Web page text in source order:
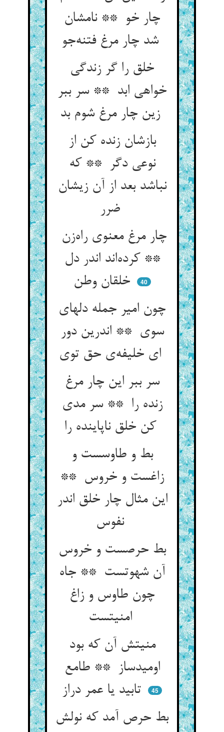
چار خو ** نامشان
شد چار مرغ فتنه‌جو
خلق را گر زندگی
خواهی ابد ** سر ببر
بازشان زنده کن از
نوعی دگر ** که
نباشد بعد از آن زیشان
چار مرغ معنوی راه‌زن
** کرده‌اند اندر دل
خلقان وطن
40
چون امیر جمله دلهای
سوی ** اندرین دور
سر ببر این چار مرغ
زنده را ** سر مدی
بط و طاوسست و
زاغست و خروس **
این مثال چار خلق اندر
نفوس
بط حرصست و خروس
آن شهوتست ** جاه
چون طاوس و زاغ
امنیتست
منیتش آن که بود
اومیدساز ** طامع
45
بط حرص آمد که نولش